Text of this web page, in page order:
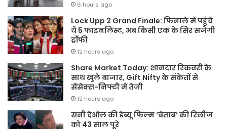
6 hours ago
Lock Upp 2 Grand Finale: फिनाले में पहुंचे
ये 5 फाइनलिस्ट, अब किसी एक के सिर सजेगी
ट्रॉफी
12 hours ago
Share Market Today: शानदार रिकवरी के
साथ खुले बाजार, Gift Nifty के संकेतों से
सेंसेक्स-निफ्टी में तेजी
12 hours ago
सनी देओल की डेब्यू फिल्म ‘बेताब’ की रिलीज
को 43 साल पूरे